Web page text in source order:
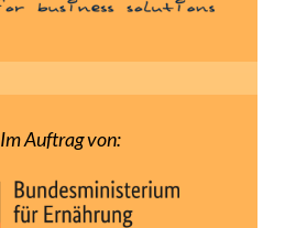
Im Auftrag von: